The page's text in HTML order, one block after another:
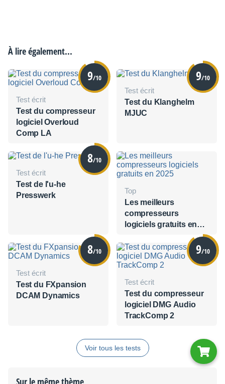
À lire également...
9/10
Test écrit
Test du compresseur
logiciel Overloud
Comp LA
9/10
Test écrit
Test du Klanghelm
MJUC
8/10
Test écrit
Test de l'u-he
Presswerk
Top
Les meilleurs
compresseurs
logiciels gratuits en
8/10
Test écrit
Test du FXpansion
DCAM Dynamics
9/10
Test écrit
Test du compresseur
logiciel DMG Audio
TrackComp 2
Voir tous les tests
Sur le même thème